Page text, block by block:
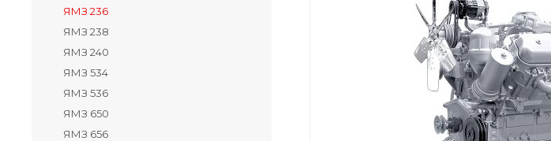
ЯМЗ 236
ЯМЗ 238
ЯМЗ 240
ЯМЗ 534
ЯМЗ 536
ЯМЗ 650
ЯМЗ 656